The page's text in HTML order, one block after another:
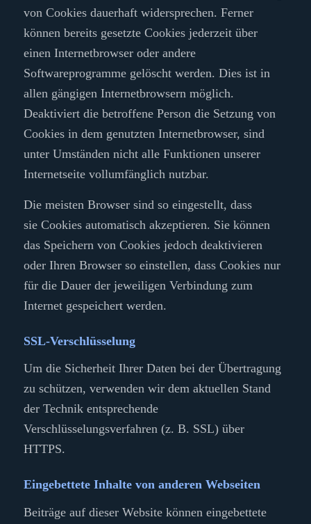
von Cookies dauerhaft widersprechen. Ferner
können bereits gesetzte Cookies jederzeit über
einen Internetbrowser oder andere
Softwareprogramme gelöscht werden. Dies ist in
allen gängigen Internetbrowsern möglich.
Deaktiviert die betroffene Person die Setzung von
Cookies in dem genutzten Internetbrowser, sind
unter Umständen nicht alle Funktionen unserer
Internetseite vollumfänglich nutzbar.
Die meisten Browser sind so eingestellt, dass
sie Cookiesautomatisch akzeptieren. Sie können
das Speichern von Cookiesjedoch deaktivieren
oder Ihren Browser so einstellen, dass Cookies nur
für die Dauer der jeweiligen Verbindung zum
Internet gespeichert werden.
SSL-Verschlüsselung
Um die Sicherheit Ihrer Daten bei der Übertragung
zu schützen, verwenden wir dem aktuellen Stand
der Technik entsprechende
Verschlüsselungsverfahren (z. B. SSL) über
HTTPS.
Eingebettete Inhalte von anderen Webseiten
Beiträge auf dieser Website können eingebettete